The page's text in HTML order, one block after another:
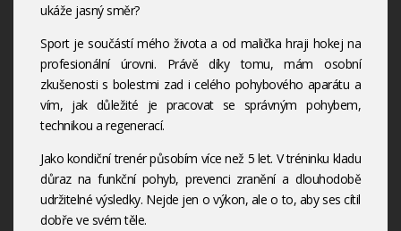
ukáže jasný směr?
Sport je součástí mého života a od malička hraji hokej na
profesionální úrovni. Právě díky tomu, mám osobní
zkušenosti s bolestmi zad i celého pohybového aparátu a
vím, jak důležité je pracovat se správným pohybem,
technikou a regenerací.
Jako kondiční trenér působím více než 5 let. V tréninku kladu
důraz na funkční pohyb, prevenci zranění a dlouhodobě
udržitelné výsledky. Nejde jen o výkon, ale o to, aby ses cítil
dobře ve svém těle.